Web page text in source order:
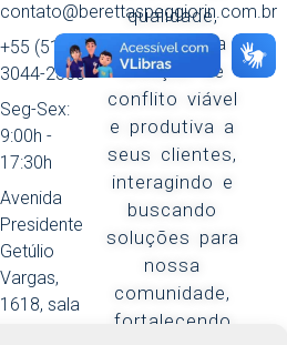
qualidade,
buscando a
solução de
conflito viável
e produtiva a
seus clientes,
interagindo e
buscando
soluções para
nossa
comunidade,
fortalecendo
contato@berettaspeggiorin.com.br
+55 (51)
3044-2335
Seg-Sex:
9:00h -
17:30h
Avenida
Presidente
Getúlio
Vargas,
1618, sala